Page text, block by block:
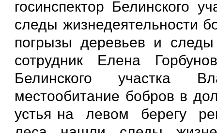
госинспектор Белинского
следы жизнедеятельности
погрызы деревьев и
сотрудник Елена
Белинского участка
местообитание бобров в
устья на левом берегу